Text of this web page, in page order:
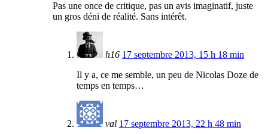
Pas une once de critique, pas un avis imaginatif, juste
un gros déni de réalité. Sans intérêt.
h16 17 septembre 2013, 15 h 18 min
Il y a, ce me semble, un peu de Nicolas Doze de
temps en temps…
val 17 septembre 2013, 22 h 48 min